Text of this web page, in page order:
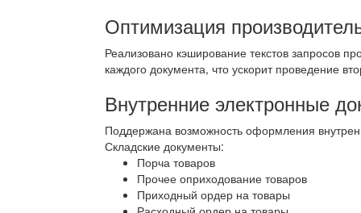
Оптимизация
Реализовано кэширование текстов запросов
каждого документа, что ускорит проведение
Внутренние электронные
Поддержана возможность оформления
Складские документы:
Порча товаров
Прочее оприходование товаров
Приходный ордер на товары